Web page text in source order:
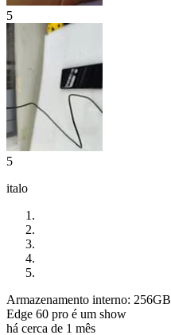
5
5
italo
Armazenamento interno: 256GB
Edge 60 pro é um show
há cerca de 1 mês